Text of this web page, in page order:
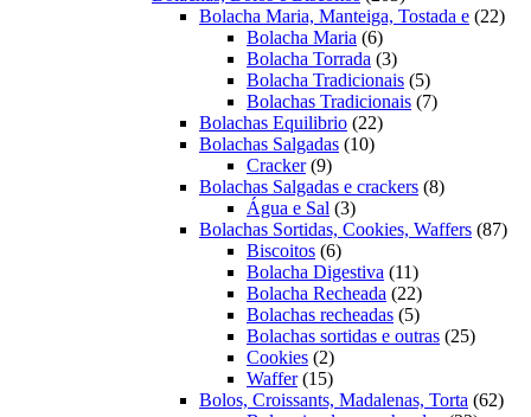
produtos
Bolacha Maria, Manteiga, Tostada e 2222
Bolacha Maria 66
produtos
Bolacha Torrada 33
produtos
Bolacha Tradicionais 55
produtos
Bolachas Tradicionais 77
Bolachas Equilibrio 2222
Bolachas Salgadas 1010
Cracker 99
produtos
Bolachas Salgadas e crackers 88
Água e Sal 33
produtos
Bolachas Sortidas, Cookies, Waffers 8787
Biscoitos 66
produtos
Bolacha Digestiva 1111
produtos
Bolacha Recheada 2222
produtos
Bolachas recheadas 55
produtos
Bolachas sortidas e outras 2525
Cookies 22
produtos
Waffer 1515
produtos
Bolos, Croissants, Madalenas, Torta 6262